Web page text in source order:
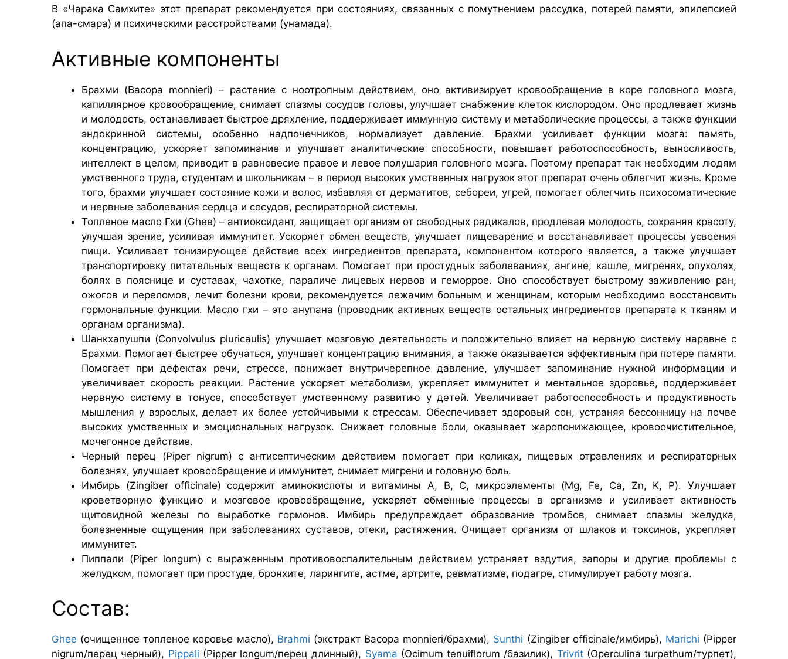
В «Чарака Самхите» этот препарат рекомендуется при состояниях, связанных с помутнением рассудка, потерей памяти, эпилепсией
(апа-смара) и психическими расстройствами (унамада).
Активные компоненты
Брахми (Bacopa monnieri) – растение с ноотропным действием, оно активизирует кровообращение в коре головного мозга,
капиллярное кровообращение, снимает спазмы сосудов головы, улучшает снабжение клеток кислородом. Оно продлевает жизнь
и молодость, останавливает быстрое дряхление, поддерживает иммунную систему и метаболические процессы, а также функции
эндокринной системы, особенно надпочечников, нормализует давление. Брахми усиливает функции мозга: память,
концентрацию, ускоряет запоминание и улучшает аналитические способности, повышает работоспособность, выносливость,
интеллект в целом, приводит в равновесие правое и левое полушария головного мозга. Поэтому препарат так необходим людям
умственного труда, студентам и школьникам – в период высоких умственных нагрузок этот препарат очень облегчит жизнь. Кроме
того, брахми улучшает состояние кожи и волос, избавляя от дерматитов, себореи, угрей, помогает облегчить психосоматические
и нервные заболевания сердца и сосудов, респираторной системы.
Топленое масло Гхи (Ghee) – антиоксидант, защищает организм от свободных радикалов, продлевая молодость, сохраняя красоту,
улучшая зрение, усиливая иммунитет. Ускоряет обмен веществ, улучшает пищеварение и восстанавливает процессы усвоения
пищи. Усиливает тонизирующее действие всех ингредиентов препарата, компонентом которого является, а также улучшает
транспортировку питательных веществ к органам. Помогает при простудных заболеваниях, ангине, кашле, мигренях, опухолях,
болях в пояснице и суставах, чахотке, параличе лицевых нервов и геморрое. Оно способствует быстрому заживлению ран,
ожогов и переломов, лечит болезни крови, рекомендуется лежачим больным и женщинам, которым необходимо восстановить
гормональные функции. Масло гхи – это анупана (проводник активных веществ остальных ингредиентов препарата к тканям и
органам организма).
Шанкхапушпи (Convolvulus pluricaulis) улучшает мозговую деятельность и положительно влияет на нервную систему наравне с
Брахми. Помогает быстрее обучаться, улучшает концентрацию внимания, а также оказывается эффективным при потере памяти.
Помогает при дефектах речи, стрессе, понижает внутричерепное давление, улучшает запоминание нужной информации и
увеличивает скорость реакции. Растение ускоряет метаболизм, укрепляет иммунитет и ментальное здоровье, поддерживает
нервную систему в тонусе, способствует умственному развитию у детей. Увеличивает работоспособность и продуктивность
мышления у взрослых, делает их более устойчивыми к стрессам. Обеспечивает здоровый сон, устраняя бессонницу на почве
высоких умственных и эмоциональных нагрузок. Снижает головные боли, оказывает жаропонижающее, кровоочистительное,
мочегонное действие.
Черный перец (Piper nigrum) с антисептическим действием помогает при коликах, пищевых отравлениях и респираторных
болезнях, улучшает кровообращение и иммунитет, снимает мигрени и головную боль.
Имбирь (Zingiber officinale) содержит аминокислоты и витамины А, В, С, микроэлементы (Mg, Fe, Ca, Zn, K, P). Улучшает
кроветворную функцию и мозговое кровообращение, ускоряет обменные процессы в организме и усиливает активность
щитовидной железы по выработке гормонов. Имбирь предупреждает образование тромбов, снимает спазмы желудка,
болезненные ощущения при заболеваниях суставов, отеки, растяжения. Очищает организм от шлаков и токсинов, укрепляет
иммунитет.
Пиппали (Piper longum) с выраженным противовоспалительным действием устраняет вздутия, запоры и другие проблемы с
желудком, помогает при простуде, бронхите, ларингите, астме, артрите, ревматизме, подагре, стимулирует работу мозга.
Состав:
Ghee (очищенное топленое коровье масло), Brahmi (экстракт Bacopa monnieri/брахми), Sunthi (Zingiber officinale/имбирь), Marichi (Pipper
nigrum/перец черный), Pippali (Pipper longum/перец длинный), Syama (Ocimum tenuiflorum /базилик), Trivrit(Operculina turpethum/турпет),